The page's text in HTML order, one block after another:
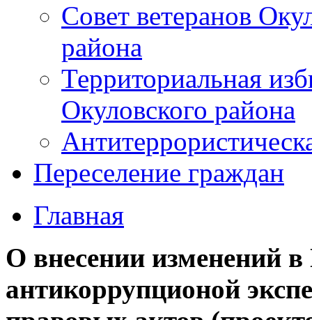
Совет ветеранов
района
Территориальная
Окуловского района
Переселение граждан
Главная
О внесении изменений
антикоррупционой